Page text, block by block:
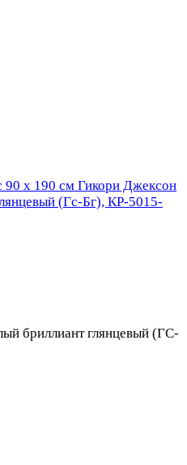
90 х 190 см Гикори Джексон
(Гс-Бг), КР-5015-
бриллиант глянцевый (ГС-